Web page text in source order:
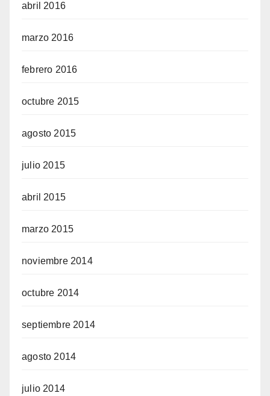
abril 2016
marzo 2016
febrero 2016
octubre 2015
agosto 2015
julio 2015
abril 2015
marzo 2015
noviembre 2014
octubre 2014
septiembre 2014
agosto 2014
julio 2014